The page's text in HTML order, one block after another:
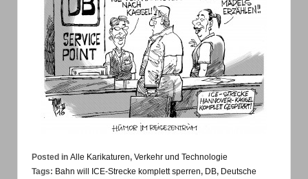
Posted in Alle Karikaturen, Verkehr und Technologie
Tags: Bahn will ICE-Strecke komplett sperren, DB, Deutsche